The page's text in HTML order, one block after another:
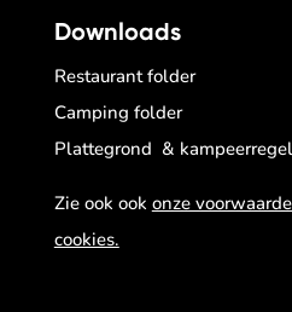
Downloads
Restaurant folder
Camping folder
Plattegrond &
Zie ook ook onze
cookies.